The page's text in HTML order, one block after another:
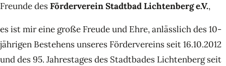
Freunde desFörderverein Stadtbad Lichtenberg e.V.,
es ist mir eine große Freude und Ehre, anlässlich des 10-
jährigen Bestehens unseres Fördervereins seit 16.10.2012
und des 95. Jahrestages des Stadtbades Lichtenberg seit